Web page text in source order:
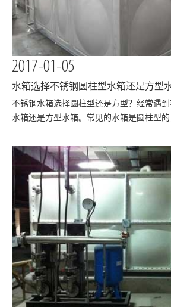
2017-01-05
水箱选择不锈钢圆柱型水箱还是方型
不锈钢水箱选择圆柱型还是方型？经常遇
水箱还是方型水箱。常见的水箱是圆柱型
来蓄水用的，越是底部压力就越大，所以
下，水箱的吨位越高，压力越大，水箱的